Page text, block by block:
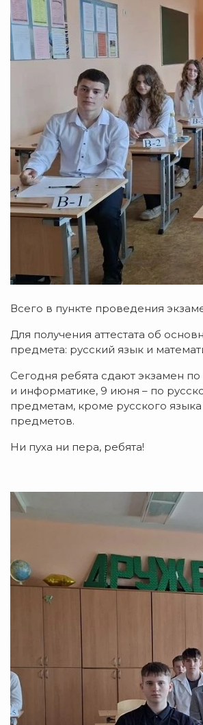
Всего в пункте проведения
Для получения аттестата об
предмета: русский язык и
Сегодня ребята сдают экзамен
и информатике, 9 июня – по
предметам, кроме русского
предметов.
Ни пуха ни пера, ребята!